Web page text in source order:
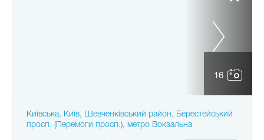
16
Київська, Київ, Шевченківський район, Берестейський
просп. (Перемоги просп.), метро Вокзальна